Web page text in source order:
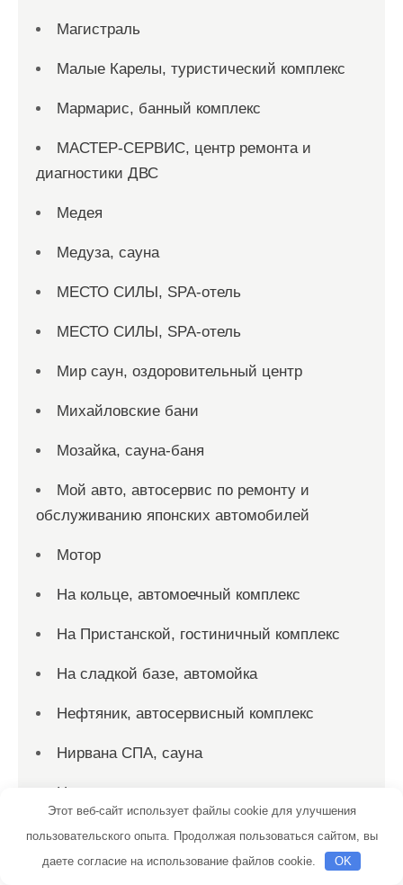
Магистраль
Малые Карелы, туристический комплекс
Мармарис, банный комплекс
МАСТЕР-СЕРВИС, центр ремонта и
диагностики ДВС
Медея
Медуза, сауна
МЕСТО СИЛЫ, SPA-отель
МЕСТО СИЛЫ, SPA-отель
Мир саун, оздоровительный центр
Михайловские бани
Мозайка, сауна-баня
Мой авто, автосервис по ремонту и
обслуживанию японских автомобилей
Мотор
На кольце, автомоечный комплекс
На Пристанской, гостиничный комплекс
На сладкой базе, автомойка
Нефтяник, автосервисный комплекс
Нирвана СПА, сауна
Ноев ковчег, сауна
Общественная баня на дровах,
Общественная баня на дровах
Этот веб-сайт использует файлы cookie для улучшения
пользовательского опыта. Продолжая пользоваться сайтом, вы
даете согласие на использование файлов cookie.
OK